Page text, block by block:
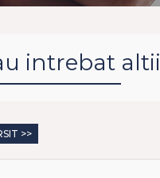
intrebat altii
>>